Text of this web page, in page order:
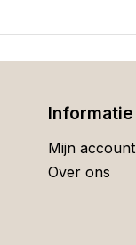
Informatie
Mijn account
Over ons